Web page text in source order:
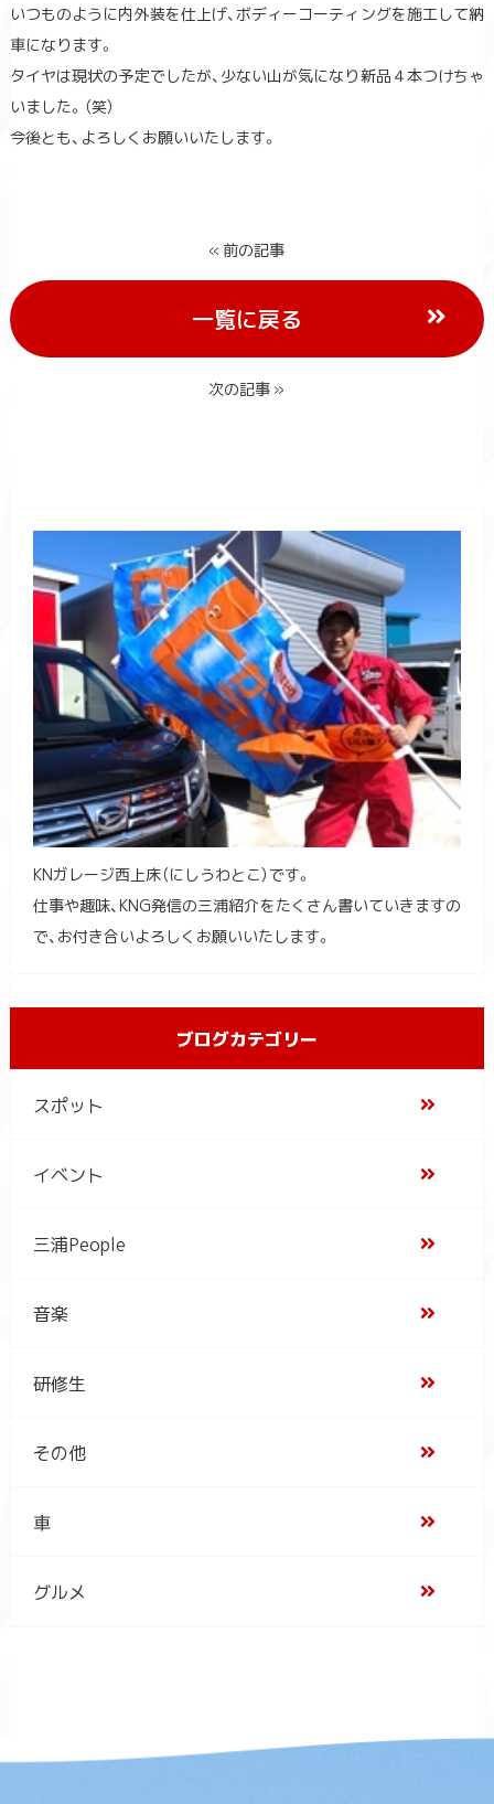
いつものように内外装を仕上げ、ボディーコーティングを施工して納
車になります。
タイヤは現状の予定でしたが、少ない山が気になり新品４本つけちゃ
いました。（笑）
今後とも、よろしくお願いいたします。
« 前の記事
一覧に戻る
次の記事 »
KNガレージ西上床（にしうわとこ）です。
仕事や趣味、KNG発信の三浦紹介をたくさん書いていきますの
で、お付き合いよろしくお願いいたします。
ブログカテゴリー
スポット
イベント
三浦People
音楽
研修生
その他
車
グルメ